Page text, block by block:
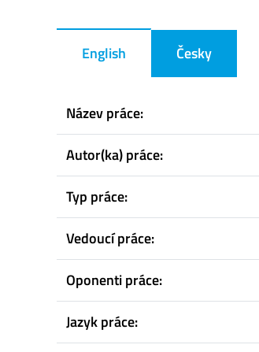
English Česky
Název práce:
Autor(ka) práce:
Typ práce:
Vedoucí práce:
Oponenti práce:
Jazyk práce: